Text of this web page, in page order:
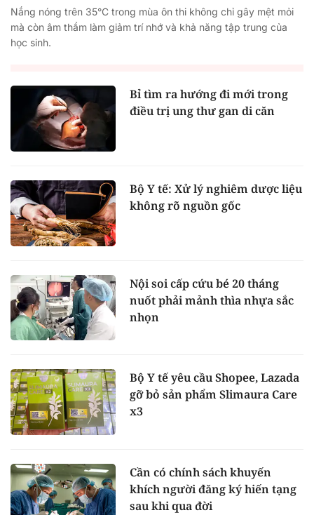
Nắng nóng trên 35°C trong mùa ôn thi không chỉ gây mệt mỏi
mà còn âm thầm làm giảm trí nhớ và khả năng tập trung của
học sinh.
Bỉ tìm ra hướng đi mới trong
điều trị ung thư gan di căn
Bộ Y tế: Xử lý nghiêm dược liệu
không rõ nguồn gốc
Nội soi cấp cứu bé 20 tháng
nuốt phải mảnh thìa nhựa sắc
nhọn
Bộ Y tế yêu cầu Shopee, Lazada
gỡ bỏ sản phẩm Slimaura Care
x3
Cần có chính sách khuyến
khích người đăng ký hiến tạng
sau khi qua đời